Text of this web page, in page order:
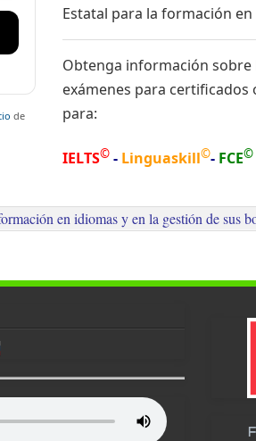
de
Estatal para la formación
Obtenga información sobre
exámenes para certificados
para:
IELTS©- Linguaskill©- FCE©
en idiomas y en la gestión de sus